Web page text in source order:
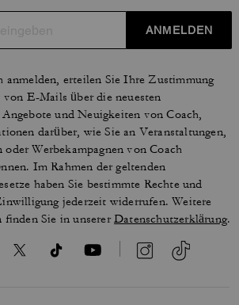
ANMELDEN
anmelden, erteilen Sie Ihre Zustimmung
E-Mails über die neuesten
und Neuigkeiten von Coach,
darüber, wie Sie an Veranstaltungen,
oder Werbekampagnen von Coach
Im Rahmen der geltenden
haben Sie bestimmte Rechte und
jederzeit widerrufen. Weitere
finden Sie in unsererDatenschutzerklärung.